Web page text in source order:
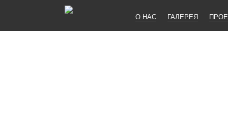
О НАС ГАЛЕРЕЯ